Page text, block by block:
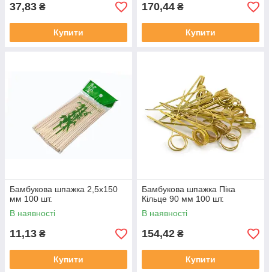
37,83 ₴
Купити
170,44 ₴
Купити
Бамбукова шпажка 2,5х150
мм 100 шт.
В наявності
11,13 ₴
Купити
Бамбукова шпажка Піка
Кільце 90 мм 100 шт.
В наявності
154,42 ₴
Купити